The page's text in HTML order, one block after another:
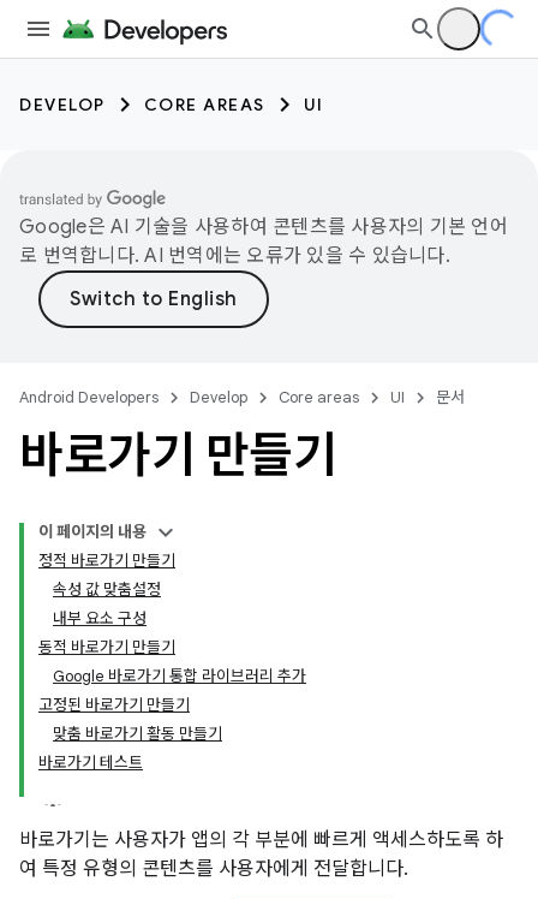
DEVELOP CORE AREAS UI
Google은 AI 기술을 사용하여 콘텐츠를 사용자의 기본 언어
로 번역합니다. AI 번역에는 오류가 있을 수 있습니다.
Android Developers Develop Core areas UI 문서
바로가기 만들기
이 페이지의 내용
정적 바로가기 만들기
속성 값 맞춤설정
내부 요소 구성
동적 바로가기 만들기
Google 바로가기 통합 라이브러리 추가
고정된 바로가기 만들기
맞춤 바로가기 활동 만들기
바로가기 테스트
바로가기는 사용자가 앱의 각 부분에 빠르게 액세스하도록 하
여 특정 유형의 콘텐츠를 사용자에게 전달합니다.